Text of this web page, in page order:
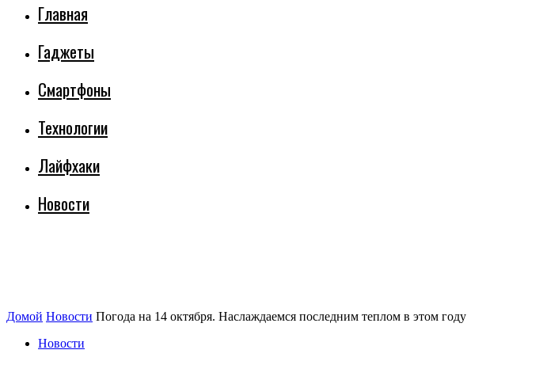
Главная
Гаджеты
Смартфоны
Технологии
Лайфхаки
Новости
Домой Новости Погода на 14 октября. Наслаждаемся последним теплом в этом году
Новости